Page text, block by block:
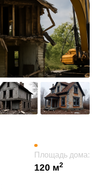
Площадь дома:
120 м2